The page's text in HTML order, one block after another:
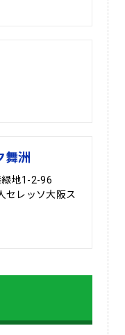
舞洲
地1-2-96
セレッソ大阪ス